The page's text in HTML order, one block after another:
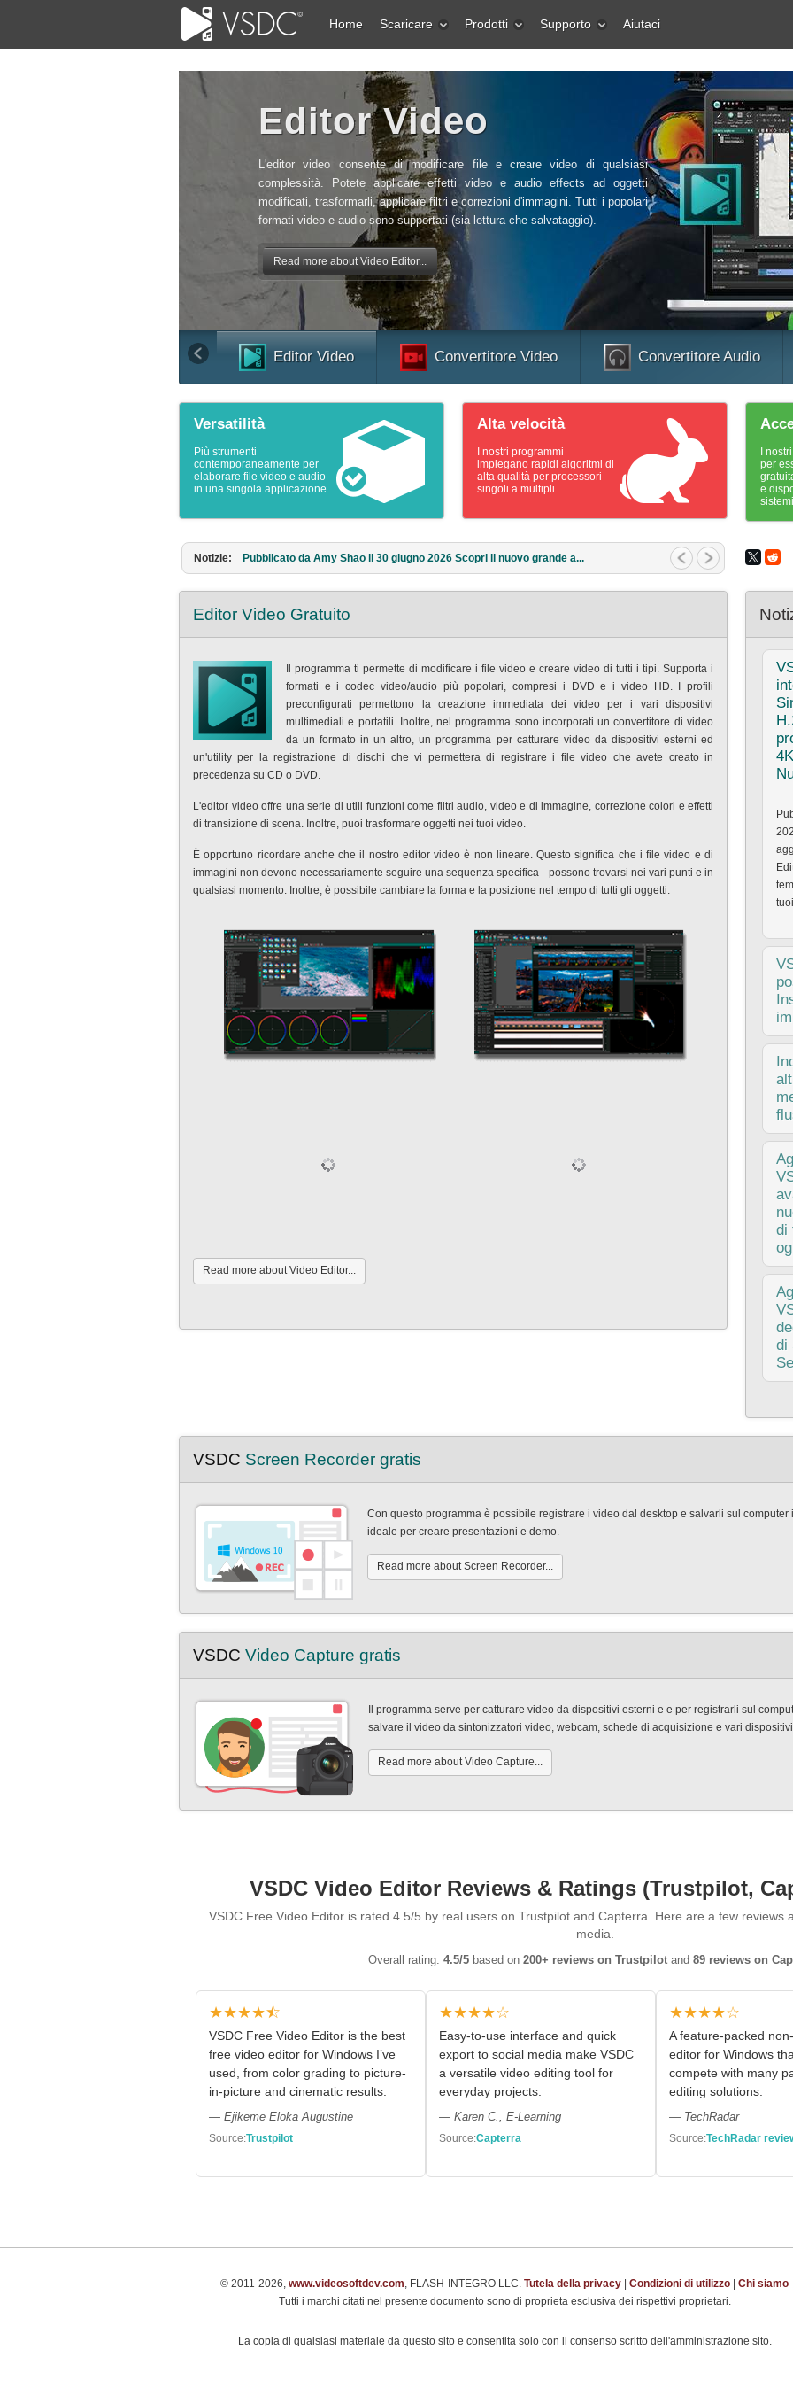
Home Scaricare Prodotti Supporto Aiutaci
Editor Video
L'editor video consente di modificare file e creare video di qualsiasi
complessità. Potete applicare effetti video e audio effects ad oggetti
modificati, trasformarli, applicare filtri e correzioni d'immagini. Tutti i popolari
formati video e audio sono supportati (sia lettura che salvataggio).
Read more about Video Editor...
Editor Video Convertitore Video Convertitore Audio
Versatilità
Più strumenti
contemporaneamente per
elaborare file video e audio
in una singola applicazione.
Alta velocità
I nostri programmi
impiegano rapidi algoritmi di
alta qualità per processori
singoli a multipli.
I
per
e
Notizie: Pubblicato da Amy Shao l’11 marzo 2026 Qual è il regalo migliore pe...
Editor Video Gratuito
Il programma ti permette di modificare i file video e creare video di tutti i tipi. Supporta i
formati e i codec video/audio più popolari, compresi i DVD e i video HD. I profili
preconfigurati permettono la creazione immediata dei video per i vari dispositivi
multimediali e portatili. Inoltre, nel programma sono incorporati un convertitore di video
da un formato in un altro, un programma per catturare video da dispositivi esterni ed
un'utility per la registrazione di dischi che vi permettera di registrare i file video che avete creato in
precedenza su CD o DVD.
L'editor video offre una serie di utili funzioni come filtri audio, video e di immagine, correzione colori e effetti
di transizione di scena. Inoltre, puoi trasformare oggetti nei tuoi video.
È opportuno ricordare anche che il nostro editor video è non lineare. Questo significa che i file video e di
immagini non devono necessariamente seguire una sequenza specifica - possono trovarsi nei vari punti e in
qualsiasi momento. Inoltre, è possibile cambiare la forma e la posizione nel tempo di tutti gli oggetti.
Read more about Video Editor...
di
di
VSDC Screen Recorder gratis
Con questo programma è possibile registrare i video dal desktop e salvarli sul
ideale per creare presentazioni e demo.
Read more about Screen Recorder...
VSDC Video Capture gratis
Il programma serve per catturare video da dispositivi esterni e e per registrarli sul
salvare il video da sintonizzatori video, webcam, schede di acquisizione e vari
Read more about Video Capture...
VSDC Video Editor Reviews & Ratings (Trustpilot,
VSDC Free Video Editor is rated 4.5/5 by real users on Trustpilot and Capterra. Here are a few reviews
media.
Overall rating: 4.5/5 based on 200+ reviews on Trustpilot and 89 reviews on
★★★★⯪
VSDC Free Video Editor is the best
free video editor for Windows I’ve
used, from color grading to picture-
in-picture and cinematic results.
— Ejikeme Eloka Augustine
Source:Trustpilot
★★★★☆
Easy-to-use interface and quick
export to social media make VSDC
a versatile video editing tool for
everyday projects.
— Karen C., E-Learning
Source:Capterra
★★★★☆
A feature-packed
editor for Windows
compete with many
editing solutions.
— TechRadar
Source:TechRadar
© 2011-2026, www.videosoftdev.com, FLASH-INTEGRO LLC. Tutela della privacy Condizioni di utilizzo
Chi siamo
Tutti i marchi citati nel presente documento sono di proprieta esclusiva dei rispettivi proprietari.
La copia di qualsiasi materiale da questo sito e consentita solo con il consenso scritto dell'amministrazione sito.